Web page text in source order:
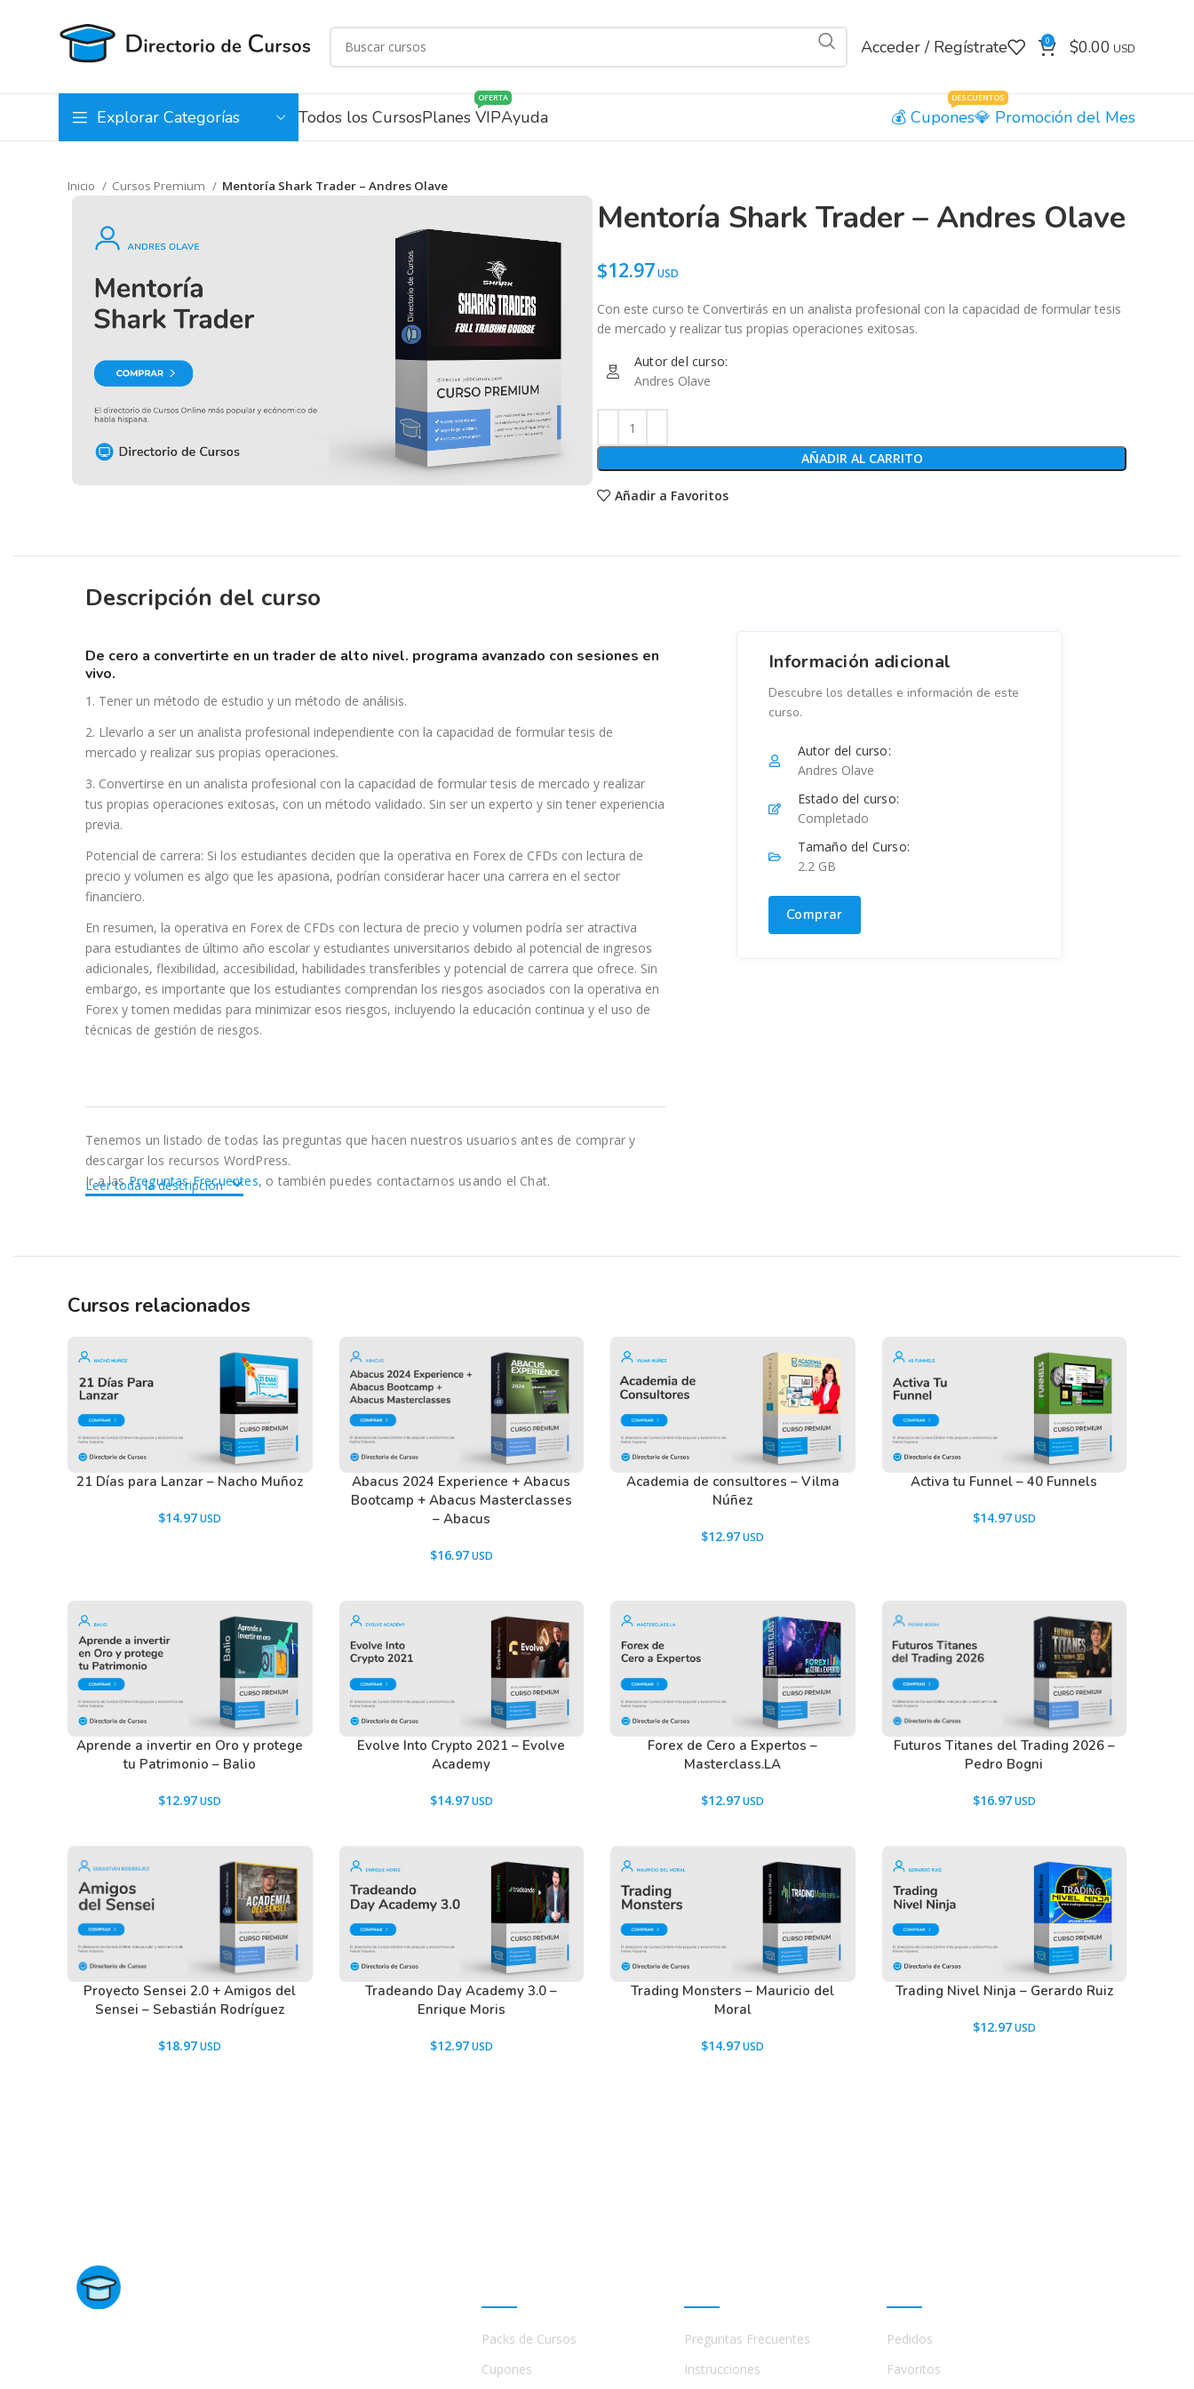
Acceder / Regístrate 0 $0.00
Explorar Categorías Todos los CursosPlanes VIP
OFERTA
Ayuda Cupones
DESCUENTOS
Promoción del Mes
Inicio Cursos Premium Mentoría Shark Trader – Andres Olave
Mentoría Shark Trader – Andres Olave
$12.97
Con este curso te Convertirás en un analista profesional con la capacidad de formular tesis
de mercado y realizar tus propias operaciones exitosas.
Autor del curso:
Andres Olave
AÑADIR AL CARRITO
Añadir a Favoritos
Descripción del curso
de cero a convertirte en un trader de alto nivel. programa avanzado con sesiones en
vivo.
1. Tener un método de estudio y un método de análisis.
2. Llevarlo a ser un analista profesional independiente con la capacidad de formular tesis de
mercado y realizar sus propias operaciones.
3. Convertirse en un analista profesional con la capacidad de formular tesis de mercado y realizar
tus propias operaciones exitosas, con un método validado. Sin ser un experto y sin tener experiencia
previa.
Potencial de carrera: Si los estudiantes deciden que la operativa en Forex de CFDs con lectura de
precio y volumen es algo que les apasiona, podrían considerar hacer una carrera en el sector
financiero.
En resumen, la operativa en Forex de CFDs con lectura de precio y volumen podría ser atractiva
para estudiantes de último año escolar y estudiantes universitarios debido al potencial de ingresos
adicionales, flexibilidad, accesibilidad, habilidades transferibles y potencial de carrera que ofrece. Sin
embargo, es importante que los estudiantes comprendan los riesgos asociados con la operativa en
Forex y tomen medidas para minimizar esos riesgos, incluyendo la educación continua y el uso de
técnicas de gestión de riesgos.
Tenemos un listado de todas las preguntas que hacen nuestros usuarios antes de comprar y
descargar los recursos WordPress.
Ir a lasPreguntas Frecuentes, o también puedes contactarnos usando el Chat.
Leer toda la descripción
Información adicional
Descubre los detalles e información de este
curso.
Autor del curso:
Andres Olave
Estado del curso:
Completado
Tamaño del Curso:
2.2 GB
Comprar
Cursos relacionados
21 Días para Lanzar – Nacho Muñoz
$14.97
Abacus 2024 Experience + Abacus
Bootcamp + Abacus Masterclasses
– Abacus
$16.97
Academia de consultores – Vilma
Núñez
$12.97
Activa tu Funnel – 40 Funnels
$14.97
Aprende a invertir en Oro y protege
tu Patrimonio – Balio
$12.97
Evolve Into Crypto 2021 – Evolve
Academy
$14.97
Forex de Cero a Expertos –
Masterclass.LA
$12.97
Futuros Titanes del Trading 2026 –
Pedro Bogni
$16.97
Proyecto Sensei 2.0 + Amigos del
Sensei – Sebastián Rodríguez
$18.97
Tradeando Day Academy 3.0 –
Enrique Moris
$12.97
Trading Monsters – Mauricio del
Moral
$14.97
Trading Nivel Ninja – Gerardo Ruiz
$12.97
Packs de Cursos
Cupones
Preguntas Frecuentes
Instrucciones
Pedidos
Favoritos